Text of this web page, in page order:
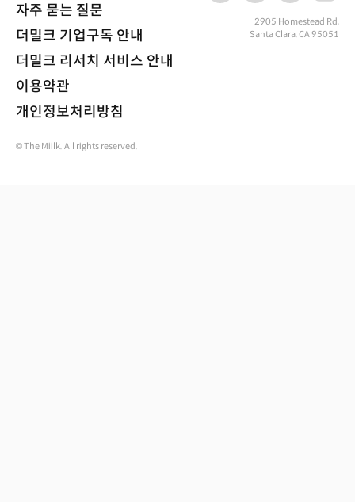
자주 묻는 질문
더밀크 기업구독 안내
더밀크 리서치 서비스 안내
이용약관
개인정보처리방침
2905 Homestead Rd,
Santa Clara, CA 95051
© The Miilk. All rights reserved.